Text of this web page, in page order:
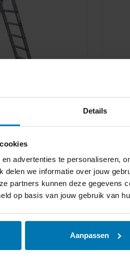
Details
advertenties te personaliseren,
delen we informatie over jouw
partners kunnen deze gegevens
op basis van jouw gebruik van
Aanpassen
voorzien van D-
voor nog meer
levensduur.
Deze